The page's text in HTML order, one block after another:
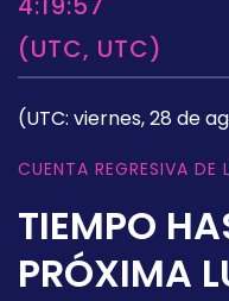
(UTC, UTC)
(UTC: viernes, 28 de
CUENTA REGRESIVA DE
TIEMPO
PRÓXIMA